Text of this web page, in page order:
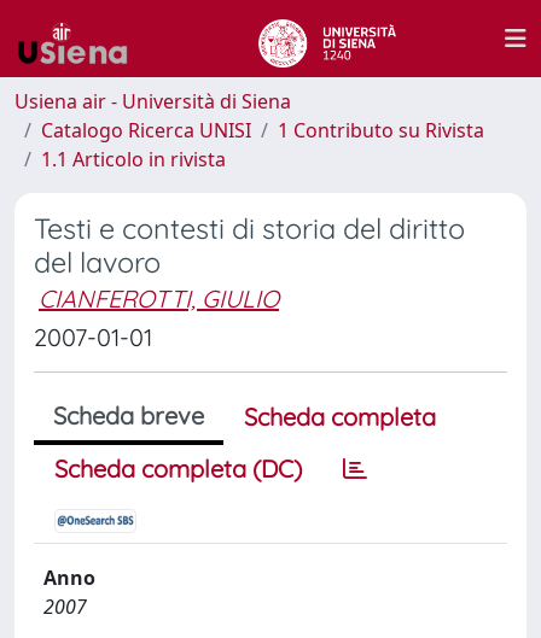
Usiena air - Università di Siena
Catalogo Ricerca UNISI
1 Contributo su Rivista
1.1 Articolo in rivista
Testi e contesti di storia del diritto
del lavoro
CIANFEROTTI, GIULIO
2007-01-01
Scheda breve
Scheda completa
Scheda completa (DC)
Anno
2007